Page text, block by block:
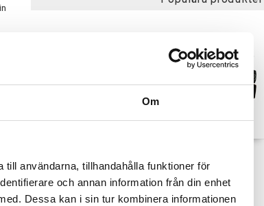
Om
användarna, tillhandahålla funktioner för
och annan information från din enhet
Dessa kan i sin tur kombinera informationen
199 kr
Drone
GP4
499 kr